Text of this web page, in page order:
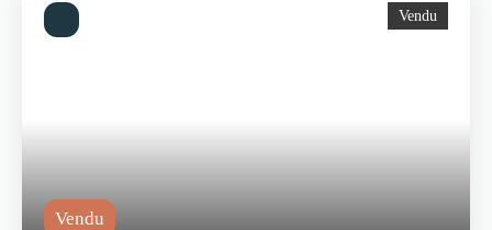
Vendu
Vendu